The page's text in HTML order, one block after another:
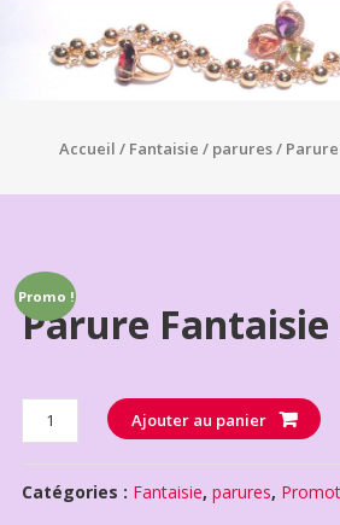
Accueil / Fantaisie / parures/ Parure
Promo !
Parure Fantaisie
Quantité Ajouter au panier
Catégories : Fantaisie, parures,